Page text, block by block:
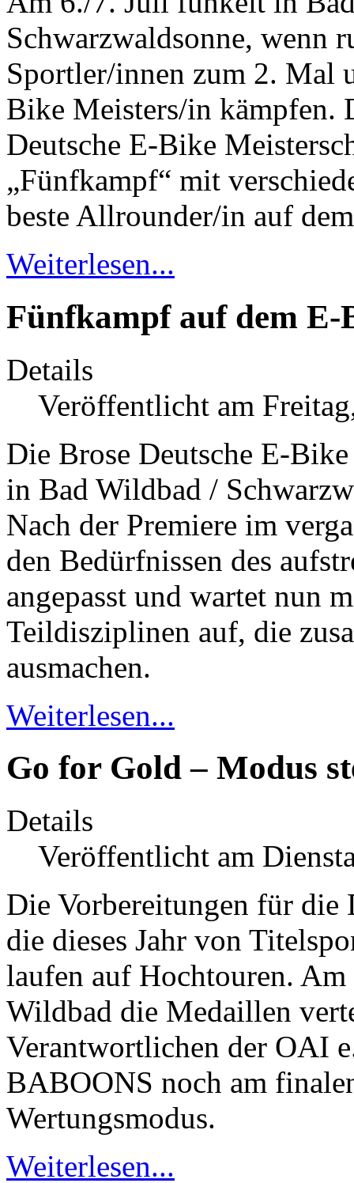
Schwarzwaldsonne, wenn
Sportler/innen zum 2. Mal
Bike Meisters/in kämpfen.
Deutsche E-Bike
„Fünfkampf“ mit
beste Allrounder/in auf
Weiterlesen...
Fünfkampf auf dem E-
Details
Veröffentlicht am
Die Brose Deutsche E-
in Bad Wildbad /
Nach der Premiere im
den Bedürfnissen des
angepasst und wartet nun
Teildisziplinen auf, die
ausmachen.
Weiterlesen...
Go for Gold – Modus
Details
Veröffentlicht am
Die Vorbereitungen für die
die dieses Jahr von
laufen auf Hochtouren.
Wildbad die Medaillen
Verantwortlichen der OAI
BABOONS noch am
Wertungsmodus.
Weiterlesen...